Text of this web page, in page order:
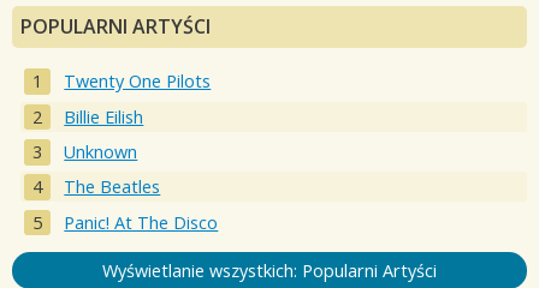
POPULARNI ARTYŚCI
Twenty One Pilots
Billie Eilish
Unknown
The Beatles
Panic! At The Disco
Wyświetlanie wszystkich: Popularni Artyści